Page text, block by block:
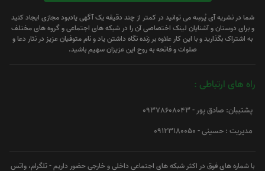
شما در نشریه آی پُرسِه می توانید در کمتر از چند دقیقه یک آگهی یادبود مجازی ایجاد کنید
و برای دوستان و آشنایان لینک اختصاصی آن را در شبکه های اجتماعی و گروه های مختلف
به اشتراک بگذارید و با این کار علاوه بر زنده نگاه داشتن یاد و نام متوفیان عزیز در نثار دعا و
صلوات و فاتحه به روح این عزیزان سهیم باشید.
راه های ارتباطی :
پشتیبان: صادق پور - 09378608043
مدیریت : حسینی - 09123180050
با شماره های فوق در اکثر شبکه های اجتماعی داخلی و خارجی حضور داریم - تلگرام، واتس